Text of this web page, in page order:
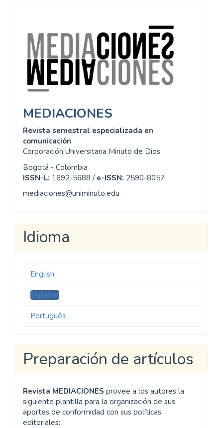
MEDIACIONES
Revista semestral especializada en
comunicación
Corporación Universitaria Minuto de Dios
Bogotá - Colombia
ISSN-L: 1692-5688 / e-ISSN: 2590-8057
mediaciones@uniminuto.edu
Idioma
English
Español
Português
Preparación de artículos
Revista MEDIACIONES provee a los autores la
siguiente plantilla para la organización de sus
aportes de conformidad con sus políticas
editoriales: